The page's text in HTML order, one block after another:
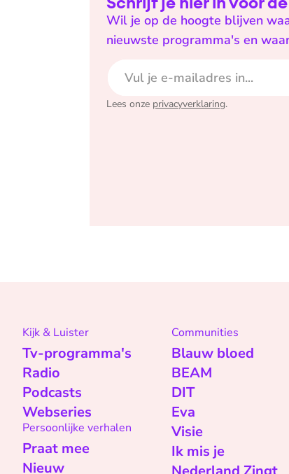
Wil je op de hoogte blijven
nieuwste programma's en
Lees onze privacyverklaring.
Kijk & Luister
Tv-programma's
Radio
Podcasts
Webseries
Persoonlijke verhalen
Praat mee
Nieuw
Communities
Blauw bloed
BEAM
DIT
Eva
Visie
Ik mis je